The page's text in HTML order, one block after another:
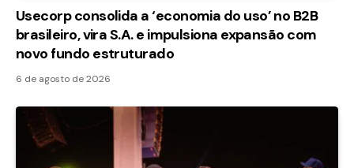
Usecorp consolida a ‘economia do uso’ no B2B
brasileiro, vira S.A. e impulsiona expansão com
novo fundo estruturado
6 de agosto de 2026